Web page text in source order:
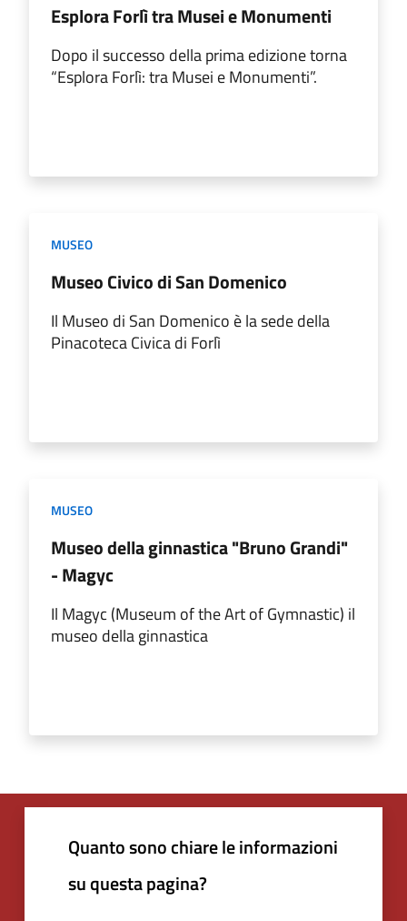
Esplora Forlì tra Musei e Monumenti
Dopo il successo della prima edizione torna
“Esplora Forlì: tra Musei e Monumenti”.
MUSEO
Museo Civico di San Domenico
Il Museo di San Domenico è la sede della
Pinacoteca Civica di Forlì
MUSEO
Museo della ginnastica "Bruno Grandi"
- Magyc
Il Magyc (Museum of the Art of Gymnastic) il
museo della ginnastica
Quanto sono chiare le informazioni
su questa pagina?